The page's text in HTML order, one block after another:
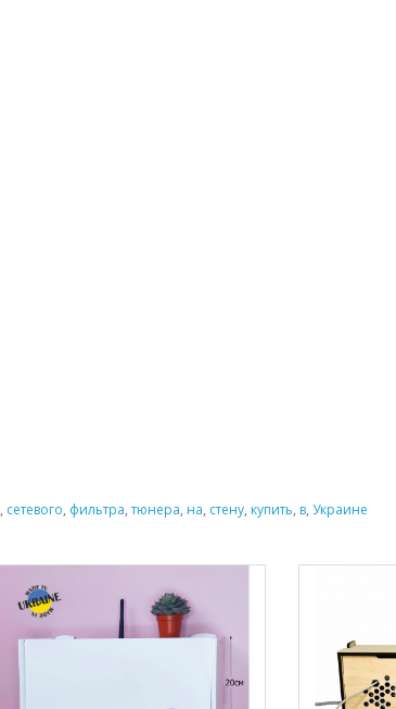
, сетевого, фильтра,тюнера, на, стену, купить, в, Украине